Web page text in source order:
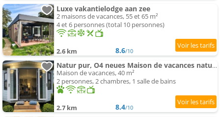
Luxe vakantielodge aan zee
2 maisons de vacances, 55 et 65 m²
4 et 6 personnes (total 10 personnes)
2.6 km 8.6/10
Natur pur, O4 neues Maison de vacances natureingebunden, Familien- und hundefreundlich eingezäunt
Maison de vacances, 40 m²
2 personnes, 2 chambres, 1 salle de bains
2.7 km 8.4/10